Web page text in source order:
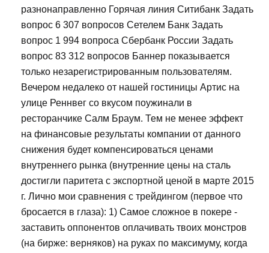
разнонаправленно Горячая линия Ситибанк Задать
вопрос 6 307 вопросов Сетелем Банк Задать
вопрос 1 994 вопроса Сбербанк России Задать
вопрос 83 312 вопросов Баннер показывается
только незарегистрированным пользователям.
Вечером недалеко от нашей гостиницы Артис на
улице Реннвег со вкусом поужинали в
ресторанчике Салм Браум. Тем не менее эффект
на финансовые результаты компании от данного
снижения будет компенсироваться ценами
внутреннего рынка (внутренние цены на сталь
достигли паритета с экспортной ценой в марте 2015
г. Лично мои сравнения с трейдингом (первое что
бросается в глаза): 1) Самое сложное в покере -
заставить оппонентов оплачивать твоих монстров
(на бирже: верняков) на руках по максимуму, когда